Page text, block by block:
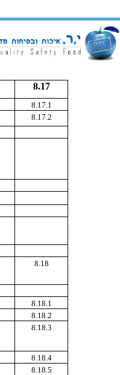
8.17
8.17.1
8.17.2
8.18
8.18.1
8.18.2
8.18.3
8.18.4
8.18.5